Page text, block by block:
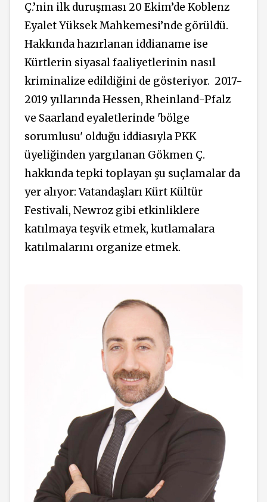
Ç.’nin ilk duruşması 20 Ekim’de Koblenz
Eyalet Yüksek Mahkemesi’nde görüldü.
Hakkında hazırlanan iddianame ise
Kürtlerin siyasal faaliyetlerinin nasıl
kriminalize edildiğini de gösteriyor. 2017-
2019 yıllarında Hessen, Rheinland-Pfalz
ve Saarland eyaletlerinde 'bölge
sorumlusu' olduğu iddiasıyla PKK
üyeliğinden yargılanan Gökmen Ç.
hakkında tepki toplayan şu suçlamalar da
yer alıyor: Vatandaşları Kürt Kültür
Festivali, Newroz gibi etkinliklere
katılmaya teşvik etmek, kutlamalara
katılmalarını organize etmek.